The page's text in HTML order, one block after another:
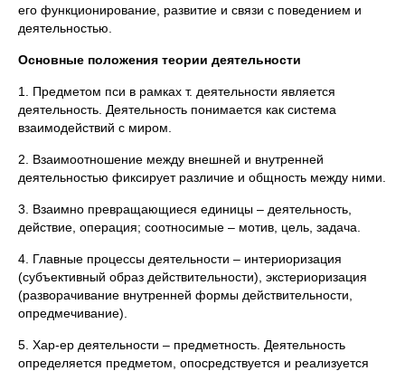
его функционирование, развитие и связи с поведением и
деятельностью.
Основные положения теории деятельности
1. Предметом пси в рамках т. деятельности является
деятельность. Деятельность понимается как система
взаимодействий с миром.
2. Взаимоотношение между внешней и внутренней
деятельностью фиксирует различие и общность между ними.
3. Взаимно превращающиеся единицы – деятельность,
действие, операция; соотносимые – мотив, цель, задача.
4. Главные процессы деятельности – интериоризация
(субъективный образ действительности), экстериоризация
(разворачивание внутренней формы действительности,
опредмечивание).
5. Хар-ер деятельности – предметность. Деятельность
определяется предметом, опосредствуется и реализуется